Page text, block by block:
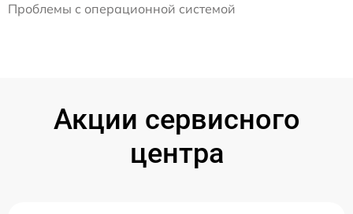
Проблемы с операционной системой
Акции сервисного
центра